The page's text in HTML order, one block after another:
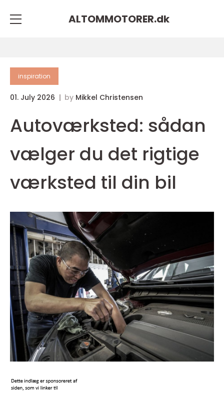
ALTOMMOTORER.dk
inspiration
01. July 2026 by Mikkel Christensen
Autoværksted: sådan
vælger du det rigtige
værksted til din bil